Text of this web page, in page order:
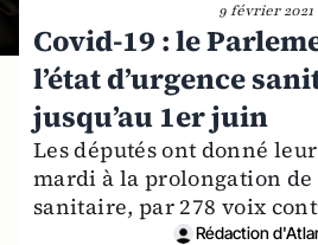
9 février 2021
Covid-19 : le
l’état d’urgence
jusqu’au 1er juin
Les députés ont donné
mardi à la prolongation de
sanitaire, par 278 voix
Rédaction